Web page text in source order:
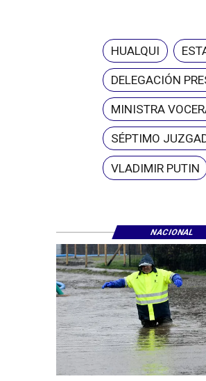
HUALQUI
DELEGACIÓN
MINISTRA
SÉPTIMO
VLADIMIR PUTIN
NACIONAL